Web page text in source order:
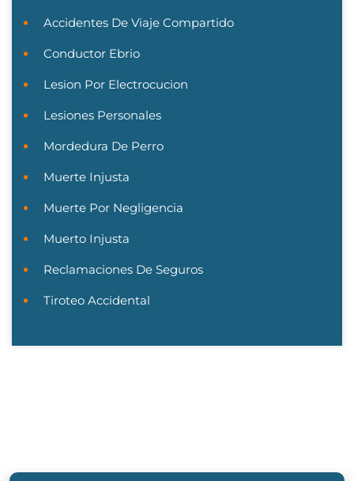
Accidentes De Viaje Compartido
Conductor Ebrio
Lesion Por Electrocucion
Lesiones Personales
Mordedura De Perro
Muerte Injusta
Muerte Por Negligencia
Muerto Injusta
Reclamaciones De Seguros
Tiroteo Accidental